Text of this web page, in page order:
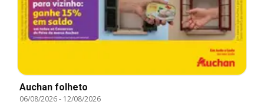
Auchan folheto
06/08/2026- 12/08/2026